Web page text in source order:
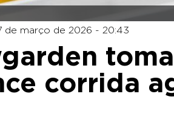
de março de 2026 - 20:43
corrida